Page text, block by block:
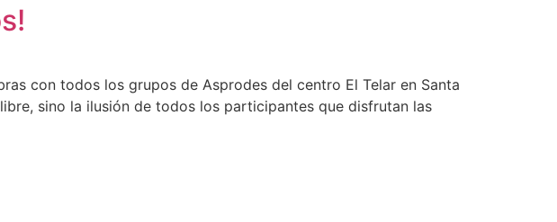
con todos los grupos de Asprodes del centro El Telar en Santa
sino la ilusión de todos los participantes que disfrutan las